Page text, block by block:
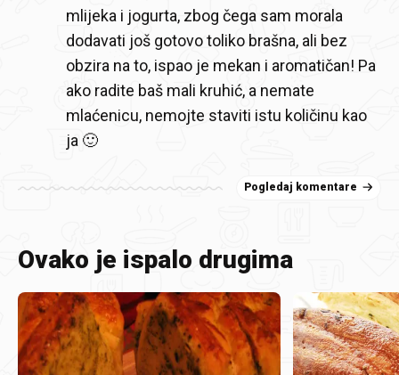
mlijeka i jogurta, zbog čega sam morala
dodavati još gotovo toliko brašna, ali bez
obzira na to, ispao je mekan i aromatičan! Pa
ako radite baš mali kruhić, a nemate
mlaćenicu, nemojte staviti istu količinu kao
ja 🙂
Pogledaj komentare
Ovako je ispalo drugima